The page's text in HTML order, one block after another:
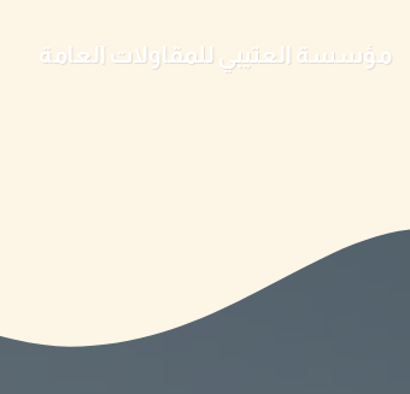
مؤسسة العتيبي للمقاولات العامة